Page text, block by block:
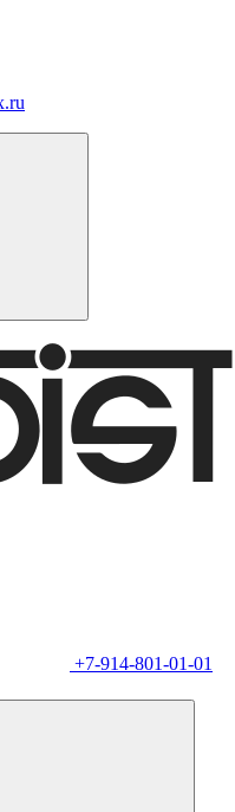
+7-914-801-01-01